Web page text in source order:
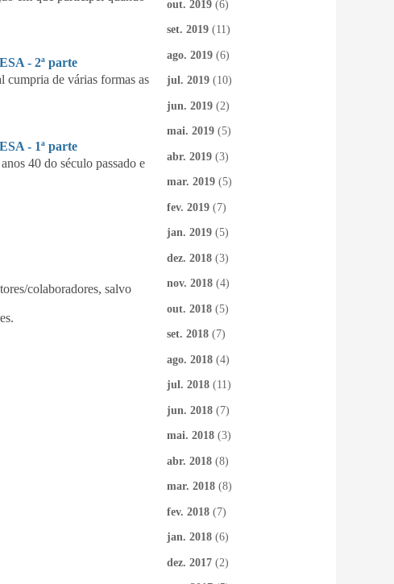
- 2ª parte
cumpria de várias formas as
- 1ª parte
40 do século passado e
colaboradores, salvo
out. 2019 (6)
set. 2019 (11)
ago. 2019 (6)
jul. 2019 (10)
jun. 2019 (2)
mai. 2019 (5)
abr. 2019 (3)
mar. 2019 (5)
fev. 2019 (7)
jan. 2019 (5)
dez. 2018 (3)
nov. 2018 (4)
out. 2018 (5)
set. 2018 (7)
ago. 2018 (4)
jul. 2018 (11)
jun. 2018 (7)
mai. 2018 (3)
abr. 2018 (8)
mar. 2018 (8)
fev. 2018 (7)
jan. 2018 (6)
dez. 2017 (2)